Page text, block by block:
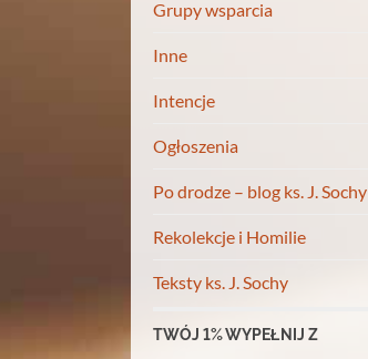
Grupy wsparcia
Inne
Intencje
Ogłoszenia
Po drodze – blog ks. J. Sochy
Rekolekcje i Homilie
Teksty ks. J. Sochy
TWÓJ 1% WYPEŁNIJ Z